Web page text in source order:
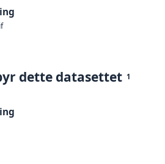
dette datasettet 1